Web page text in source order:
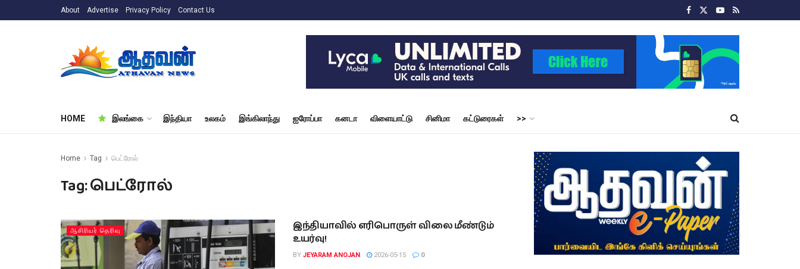
About Advertise Privacy Policy Contact Us
HOME இலங்கை இந்தியா உலகம் இங்கிலாந்து ஐரோப்பா கனடா விளையாட்டு சினிமா கட்டுரைகள் >>
Home Tag பெட்ரோல்
Tag:பெட்ரோல்
ஆசிரியர் தெரிவு
இந்தியாவில் எரிபொருள் விலை மீண்டும்
உயர்வு!
BY JEYARAM ANOJAN 2026-05-15 0